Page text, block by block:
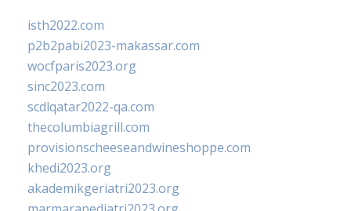
isth2022.com
p2b2pabi2023-makassar.com
wocfparis2023.org
sinc2023.com
scdlqatar2022-qa.com
thecolumbiagrill.com
provisionscheeseandwineshoppe.com
khedi2023.org
akademikgeriatri2023.org